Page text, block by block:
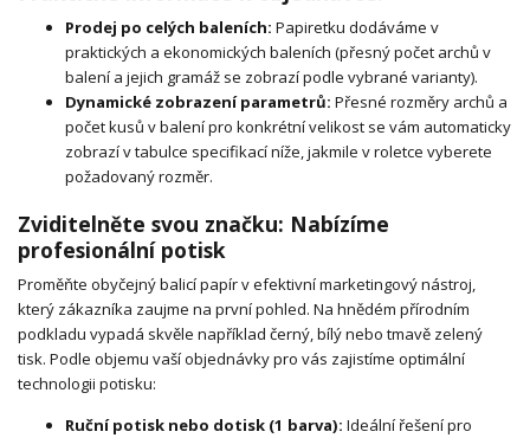
Prodej po celých baleních: Papiretku dodáváme v
praktických a ekonomických baleních (přesný počet archů v
balení a jejich gramáž se zobrazí podle vybrané varianty).
Dynamické zobrazení parametrů: Přesné rozměry archů a
počet kusů v balení pro konkrétní velikost se vám automaticky
zobrazí v tabulce specifikací níže, jakmile v roletce vyberete
požadovaný rozměr.
Zviditelněte svou značku: Nabízíme
profesionální potisk
Proměňte obyčejný balicí papír v efektivní marketingový nástroj,
který zákazníka zaujme na první pohled. Na hnědém přírodním
podkladu vypadá skvěle například černý, bílý nebo tmavě zelený
tisk. Podle objemu vaší objednávky pro vás zajistíme optimální
technologii potisku:
Ruční potisk nebo dotisk (1 barva): Ideální řešení pro